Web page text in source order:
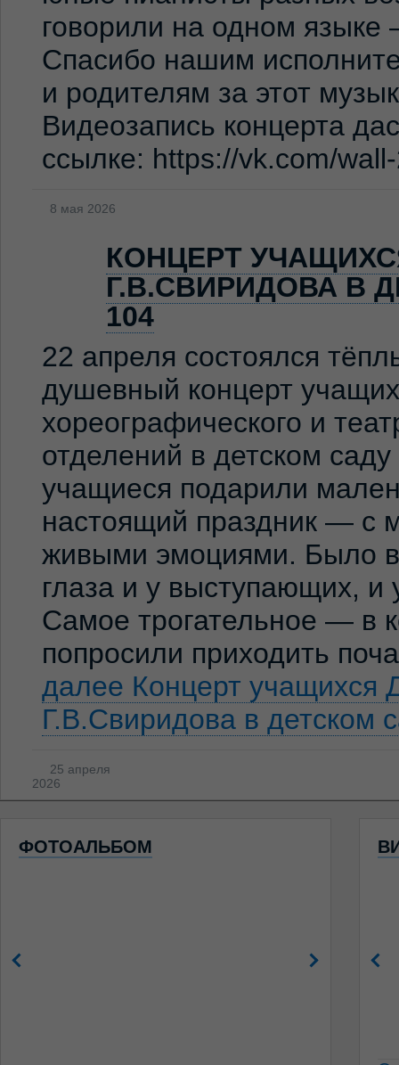
говорили на одном
Спасибо нашим
и родителям за этот
Видеозапись концерта
ссылке: https://vk.com/
8 мая 2026
КОНЦЕРТ
Г.В.СВИРИДОВА В
104
22 апреля состоялся
душевный концерт
хореографического и
отделений в детском
учащиеся подарили
настоящий праздник — с
живыми эмоциями. Было
глаза и у выступающих,
Самое трогательное — в
попросили приходить
далее Концерт
Г.В.Свиридова в детском
25 апреля
2026
ФОТОАЛЬБОМ